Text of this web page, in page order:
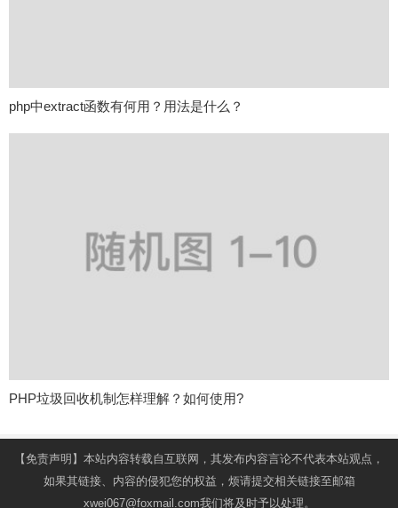
php中extract函数有何用？用法是什么？
PHP垃圾回收机制怎样理解？如何使用?
【免责声明】本站内容转载自互联网，其发布内容言论不代表本站观点，
如果其链接、内容的侵犯您的权益，烦请提交相关链接至邮箱
xwei067@foxmail.com我们将及时予以处理。